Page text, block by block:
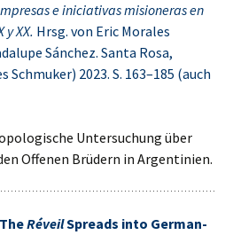
e iniciativas misioneras en
y XX. Hrsg. von Eric Morales
Sánchez. Santa Rosa,
2023. S. 163–185 (auch
Untersuchung über
Offenen Brüdern in Argentinien.
TheRéveilSpreads into German-